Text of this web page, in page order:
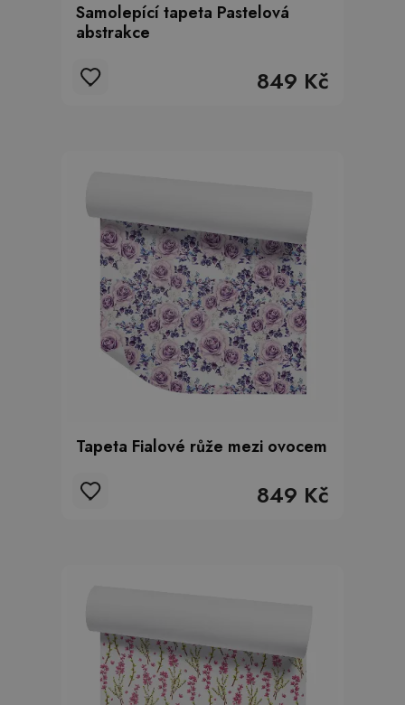
Samolepící tapeta Pastelová
abstrakce
849 Kč
Tapeta Fialové růže mezi ovocem
849 Kč